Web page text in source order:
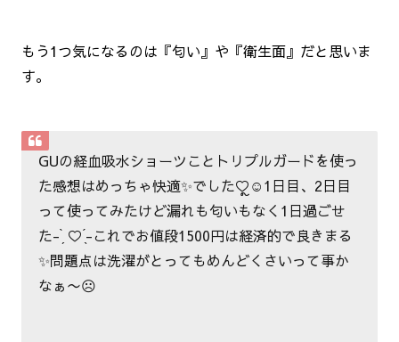
もう1つ気になるのは『匂い』や『衛生面』だと思いま
す。
GUの経血吸水ショーツことトリプルガードを使っ
た感想はめっちゃ快適✨でした♡ຼ☺︎1日目、2日目
って使ってみたけど漏れも匂いもなく1日過ごせ
た- ̗̀ ♡ ̖́-これでお値段1500円は経済的で良きまる
✨問題点は洗濯がとってもめんどくさいって事か
なぁ〜☹️